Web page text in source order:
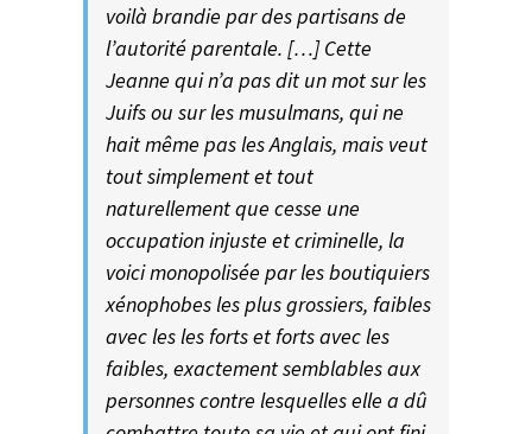
voilà brandie par des partisans de
l’autorité parentale. […] Cette
Jeanne qui n’a pas dit un mot sur les
Juifs ou sur les musulmans, qui ne
hait même pas les Anglais, mais veut
tout simplement et tout
naturellement que cesse une
occupation injuste et criminelle, la
voici monopolisée par les boutiquiers
xénophobes les plus grossiers, faibles
avec les les forts et forts avec les
faibles, exactement semblables aux
personnes contre lesquelles elle a dû